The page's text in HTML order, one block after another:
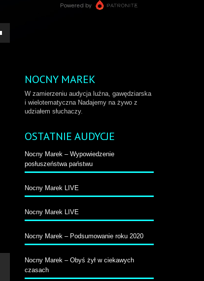
NOCNY MAREK
W zamierzeniu audycja luźna, gawędziarska
i wielotematyczna Nadajemy na żywo z
udziałem słuchaczy.
OSTATNIE AUDYCJE
Nocny Marek – Wypowiedzenie
posłuszeństwa państwu
Nocny Marek LIVE
Nocny Marek LIVE
Nocny Marek – Podsumowanie roku 2020
Nocny Marek – Obyś żył w ciekawych
czasach